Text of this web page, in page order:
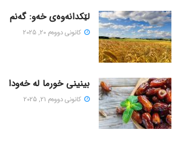
لێکدانەوەی خەو: گەنم
كانونی دووه‌م 20, 2025
بینینی خورما لە خەودا
كانونی دووه‌م 21, 2025